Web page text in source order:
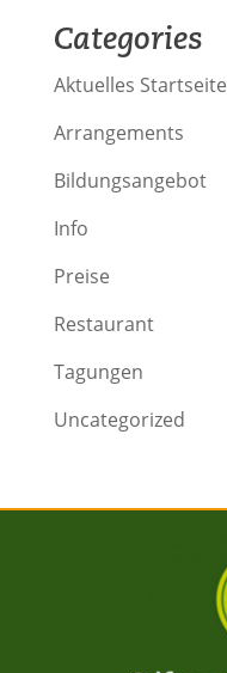
Categories
Aktuelles Startseite
Arrangements
Bildungsangebot
Info
Preise
Restaurant
Tagungen
Uncategorized